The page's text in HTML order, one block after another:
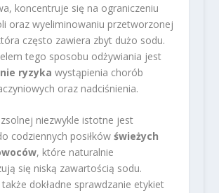
koncentruje się na ograniczeniu
oraz wyeliminowaniu przetworzonej
często zawiera zbyt dużo sodu.
tego sposobu odżywiania jest
ryzyka wystąpienia chorób
oraz nadciśnienia.
niezwykle istotne jest
codziennych posiłków świeżych
, które naturalnie
się niską zawartością sodu.
dokładne sprawdzanie etykiet